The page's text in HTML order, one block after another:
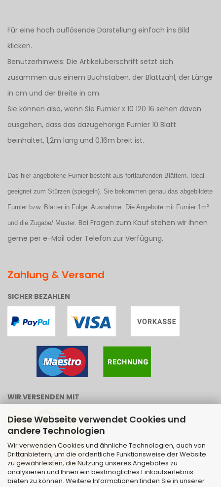
Diese Webseite verwendet Cookies und
andere Technologien
Wir verwenden Cookies und ähnliche Technologien, auch von
Drittanbietern, um die ordentliche Funktionsweise der Website
zu gewährleisten, die Nutzung unseres Angebotes zu
analysieren und Ihnen ein bestmögliches Einkaufserlebnis
bieten zu können. Weitere Informationen finden Sie in unserer
Für eine hoch auflösende Darstellung einfach ins Bild
klicken.
Benutzerhinweis: Die Artikelüberschrift setzt sich
zusammen aus einem Buchstaben, der Blattzahl, der Länge
in cm und der Breite in cm.
Sie können also, wenn Sie Furnier x 10 120 16 sehen davon
ausgehen, dass das dazugehörige Furnier 10 Blatt
beinhaltet, 1,2m lang und 0,16m breit ist.
Das hier angebotene Furnier besteht aus fortlaufenden Blättern. Ideal
geeignet zum Stürzen (spiegeln). Sie bekommen genau das abgebildete
Furnier bzw. Blätter in Folge. Ausnahme: Die Angebote mit Furnier 1m²
und die Zugabe/ Muster. Bei Fragen zum Kauf stehen wir ihnen
gerne per e-Mail oder Telefon zur Verfügung.
Zahlung & Versand
SICHER BEZAHLEN
WIR VERSENDEN MIT